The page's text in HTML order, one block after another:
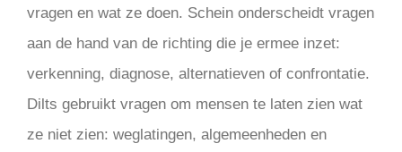
vragen en wat ze doen. Schein onderscheidt vragen
aan de hand van de richting die je ermee inzet:
verkenning, diagnose, alternatieven of confrontatie.
Dilts gebruikt vragen om mensen te laten zien wat
ze niet zien: weglatingen, algemeenheden en